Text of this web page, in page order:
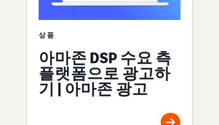
상품
아마존 DSP 수요 측
플랫폼으로 광고하
기 | 아마존 광고